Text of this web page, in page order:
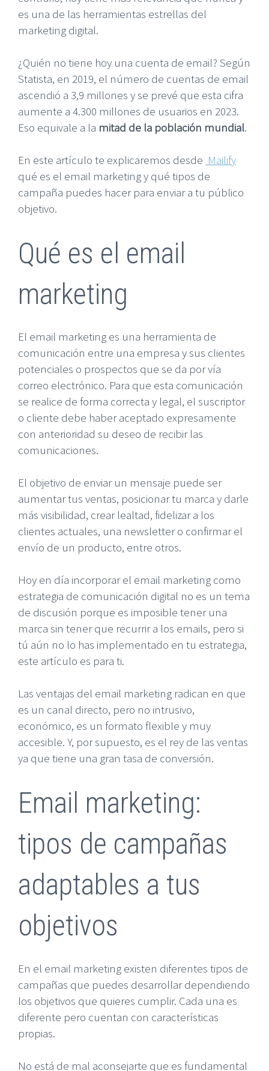
es una de las herramientas estrellas del
marketing digital.
¿Quién no tiene hoy una cuenta de email? Según
Statista, en 2019, el número de cuentas de email
ascendió a 3,9 millones y se prevé que esta cifra
aumente a 4.300 millones de usuarios en 2023.
Eso equivale a la mitad de la población mundial.
En este artículo te explicaremos desde Mailify
qué es el email marketing y qué tipos de
campaña puedes hacer para enviar a tu público
objetivo.
Qué es el email
marketing
El email marketing es una herramienta de
comunicación entre una empresa y sus clientes
potenciales o prospectos que se da por vía
correo electrónico. Para que esta comunicación
se realice de forma correcta y legal, el suscriptor
o cliente debe haber aceptado expresamente
con anterioridad su deseo de recibir las
comunicaciones.
El objetivo de enviar un mensaje puede ser
aumentar tus ventas, posicionar tu marca y darle
más visibilidad, crear lealtad, fidelizar a los
clientes actuales, una newsletter o confirmar el
envío de un producto, entre otros.
Hoy en día incorporar el email marketing como
estrategia de comunicación digital no es un tema
de discusión porque es imposible tener una
marca sin tener que recurrir a los emails, pero si
tú aún no lo has implementado en tu estrategia,
este artículo es para ti.
Las ventajas del email marketing radican en que
es un canal directo, pero no intrusivo,
económico, es un formato flexible y muy
accesible. Y, por supuesto, es el rey de las ventas
ya que tiene una gran tasa de conversión.
Email marketing:
tipos de campañas
adaptables a tus
objetivos
En el email marketing existen diferentes tipos de
campañas que puedes desarrollar dependiendo
los objetivos que quieres cumplir. Cada una es
diferente pero cuentan con características
propias.
No está de mal aconsejarte que es fundamental